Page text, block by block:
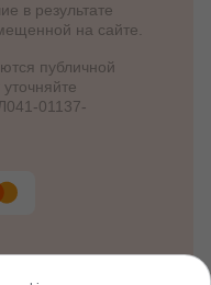
в результате
на сайте.
публичной
01137-